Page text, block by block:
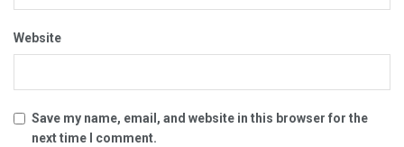
Website
Save my name, email, and website in this browser for the
next time I comment.